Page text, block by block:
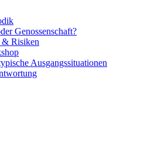
Genossenschaft?
& Risiken
Ausgangssituationen